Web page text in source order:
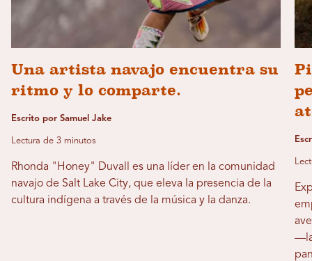
Una artista navajo encuentra su
ritmo y lo comparte.
Escrito por Samuel Jake
Lectura de 3 minutos
Rhonda "Honey" Duvall es una líder en la comunidad
navajo de Salt Lake City, que eleva la presencia de la
cultura indígena a través de la música y la danza.
—la